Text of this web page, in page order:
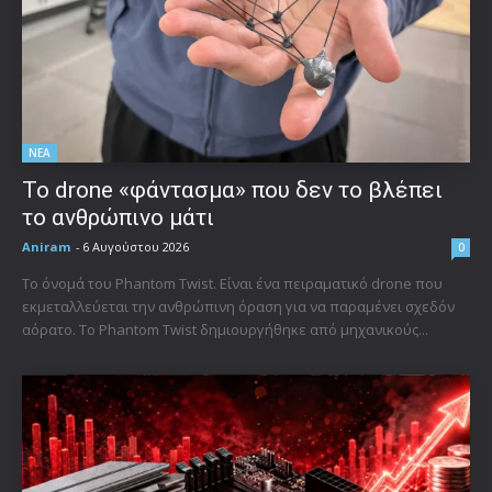
ΝΕΑ
Το drone «φάντασμα» που δεν το βλέπει
το ανθρώπινο μάτι
Aniram - 6 Αυγούστου 2026 0
Το όνομά του Phantom Twist. Είναι ένα πειραματικό drone που
εκμεταλλεύεται την ανθρώπινη όραση για να παραμένει σχεδόν
αόρατο. Το Phantom Twist δημιουργήθηκε από μηχανικούς...